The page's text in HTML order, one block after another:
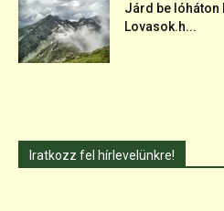
Járd be lóháton
Lovasok.h...
Iratkozz fel hírlevelünkre!